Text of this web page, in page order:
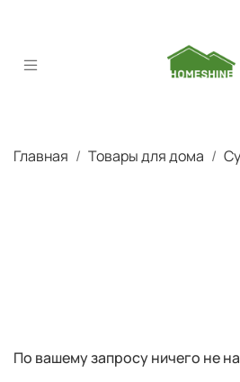
Главная Товары для дома
По вашему запросу ничего не